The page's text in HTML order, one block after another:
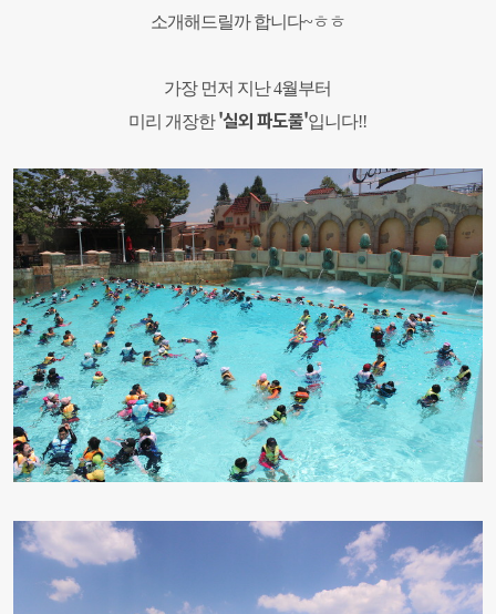
소개해드릴까 합니다~ㅎㅎ
가장 먼저 지난4월부터
미리 개장한'실외 파도풀'입니다!!